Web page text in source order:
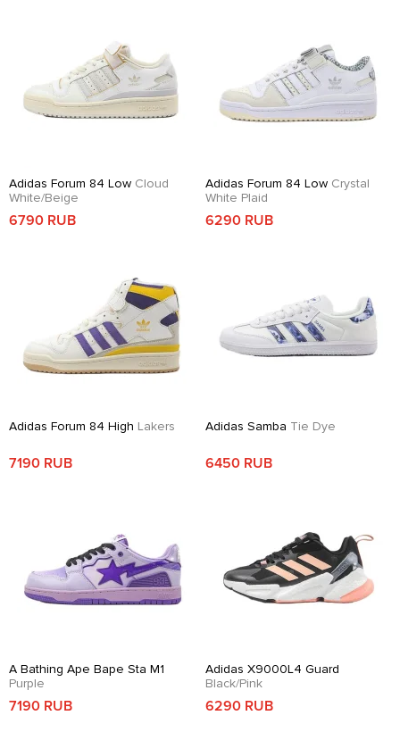
Adidas Forum 84 Low Cloud
White/Beige
6790 RUB
Adidas Forum 84 Low Crystal
White Plaid
6290 RUB
Adidas Forum 84 High Lakers
7190 RUB
Adidas Samba Tie Dye
6450 RUB
A Bathing Ape Bape Sta M1
Purple
7190 RUB
Adidas X9000L4 Guard
Black/Pink
6290 RUB